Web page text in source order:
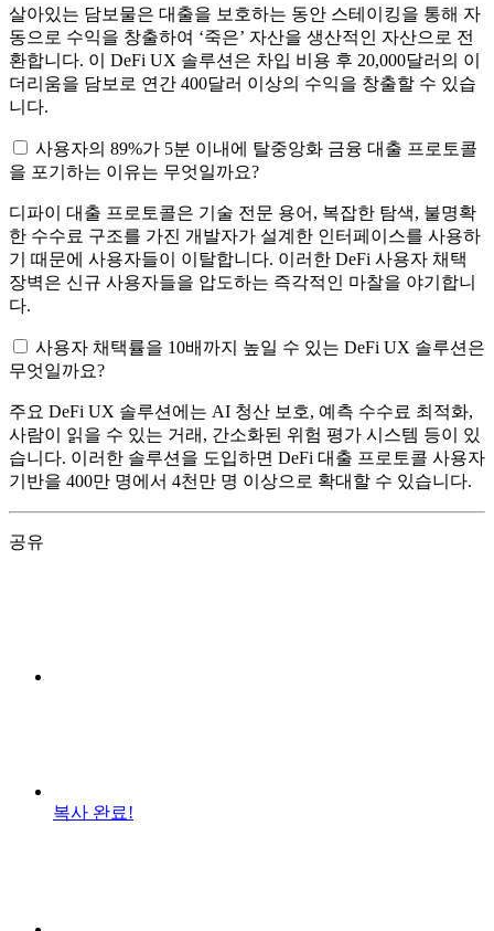
살아있는 담보물은 대출을 보호하는 동안 스테이킹을 통해 자
동으로 수익을 창출하여 ‘죽은’ 자산을 생산적인 자산으로 전
환합니다. 이 DeFi UX 솔루션은 차입 비용 후 20,000달러의 이
더리움을 담보로 연간 400달러 이상의 수익을 창출할 수 있습
니다.
사용자의 89%가 5분 이내에 탈중앙화 금융 대출 프로토콜
을 포기하는 이유는 무엇일까요?
디파이 대출 프로토콜은 기술 전문 용어, 복잡한 탐색, 불명확
한 수수료 구조를 가진 개발자가 설계한 인터페이스를 사용하
기 때문에 사용자들이 이탈합니다. 이러한 DeFi 사용자 채택
장벽은 신규 사용자들을 압도하는 즉각적인 마찰을 야기합니
다.
사용자 채택률을 10배까지 높일 수 있는 DeFi UX 솔루션은
무엇일까요?
주요 DeFi UX 솔루션에는 AI 청산 보호, 예측 수수료 최적화,
사람이 읽을 수 있는 거래, 간소화된 위험 평가 시스템 등이 있
습니다. 이러한 솔루션을 도입하면 DeFi 대출 프로토콜 사용자
기반을 400만 명에서 4천만 명 이상으로 확대할 수 있습니다.
공유
복사 완료!